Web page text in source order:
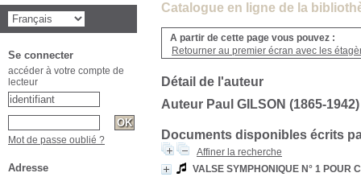
Catalogue en ligne de la
A partir de cette page vous pouvez :
Retourner au premier écran avec les
Détail de l'auteur
Auteur Paul GILSON (1865-1942)
Documents disponibles écrits
Affiner la recherche
VALSE SYMPHONIQUE N° 1 POUR
Se connecter
accéder à votre compte de
lecteur
Mot de passe oublié ?
Adresse